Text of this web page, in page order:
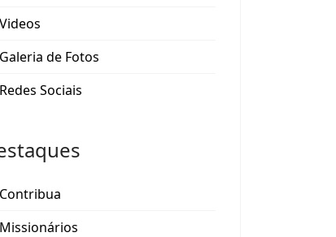
Videos
Galeria de Fotos
Redes Sociais
Contribua
Missionários